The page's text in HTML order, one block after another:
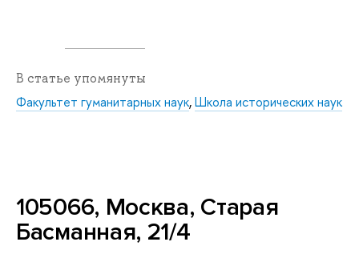
В статье упомянуты
Факультет гуманитарных наук,Школа исторических наук
105066, Москва, Старая
Басманная, 21/4